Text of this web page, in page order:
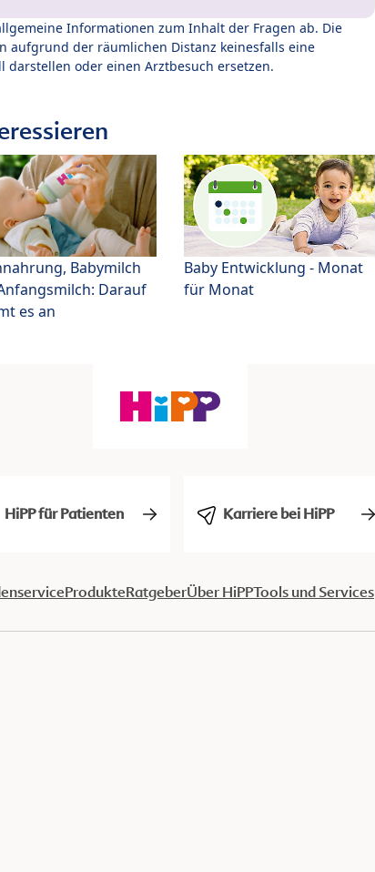
Informationen zum Inhalt der Fragen ab. Die
aufgrund der räumlichen Distanz keinesfalls eine
oder einen Arztbesuch ersetzen.
Babymilch
Darauf
es an
Baby Entwicklung - Monat
für Monat
HiPP für Patienten Karriere bei HiPP
ProdukteRatgeberÜber HiPPTools und Services